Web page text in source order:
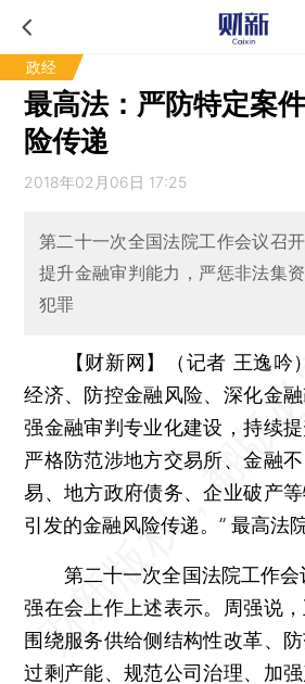
政经
最高法：严防特定案
险传递
2018年02月06日 17:25
第二十一次全国法院工作会议召
提升金融审判能力，严惩非法集
犯罪
【财新网】（记者 王逸吟
经济、防控金融风险、深化金
强金融审判专业化建设，持续
严格防范涉地方交易所、金融
易、地方政府债务、企业破产
引发的金融风险传递。” 最高法
第二十一次全国法院工作会
强在会上作上述表示。周强说
围绕服务供给侧结构性改革、
过剩产能、规范公司治理、加